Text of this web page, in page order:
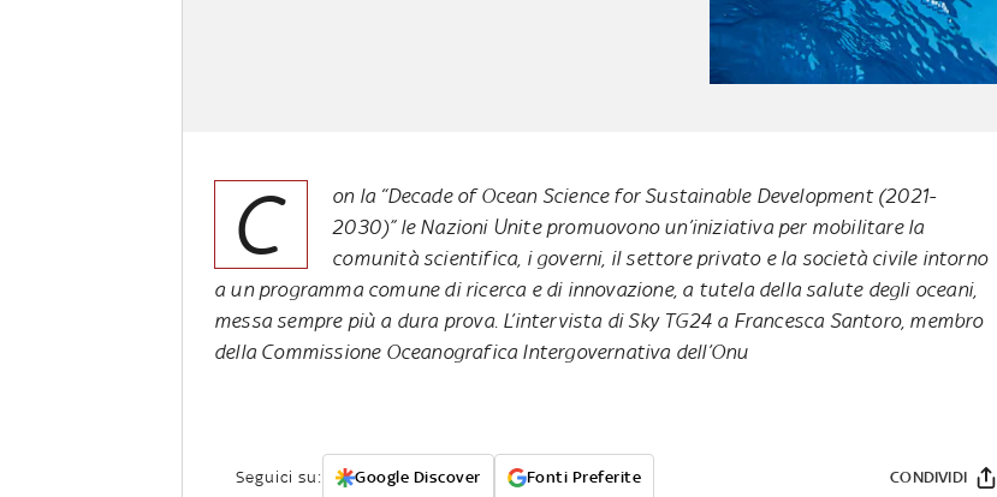
C
on la “Decade of Ocean Science for Sustainable Development (2021-
2030)” le Nazioni Unite promuovono un’iniziativa per mobilitare la
comunità scientifica, i governi, il settore privato e la società civile intorno
a un programma comune di ricerca e di innovazione, a tutela della salute degli oceani,
messa sempre più a dura prova. L’intervista di Sky TG24 a Francesca Santoro, membro
della Commissione Oceanografica Intergovernativa dell’Onu
Seguici su: Google Discover Fonti Preferite CONDIVIDI